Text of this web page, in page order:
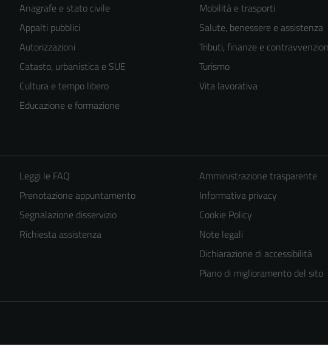
Anagrafe e stato civile
Appalti pubblici
Autorizzazioni
Catasto, urbanistica e SUE
Cultura e tempo libero
Educazione e formazione
Mobilità e trasporti
Salute, benessere e assistenza
Tributi, finanze e
Turismo
Vita lavorativa
Leggi le FAQ
Prenotazione appuntamento
Segnalazione disservizio
Richiesta assistenza
Amministrazione trasparente
Informativa privacy
Cookie Policy
Note legali
Dichiarazione di accessibilità
Piano di miglioramento del sito